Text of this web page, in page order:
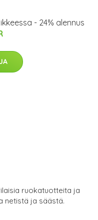
- 24% alennus
ruokatuotteita ja
netistä ja säästä.